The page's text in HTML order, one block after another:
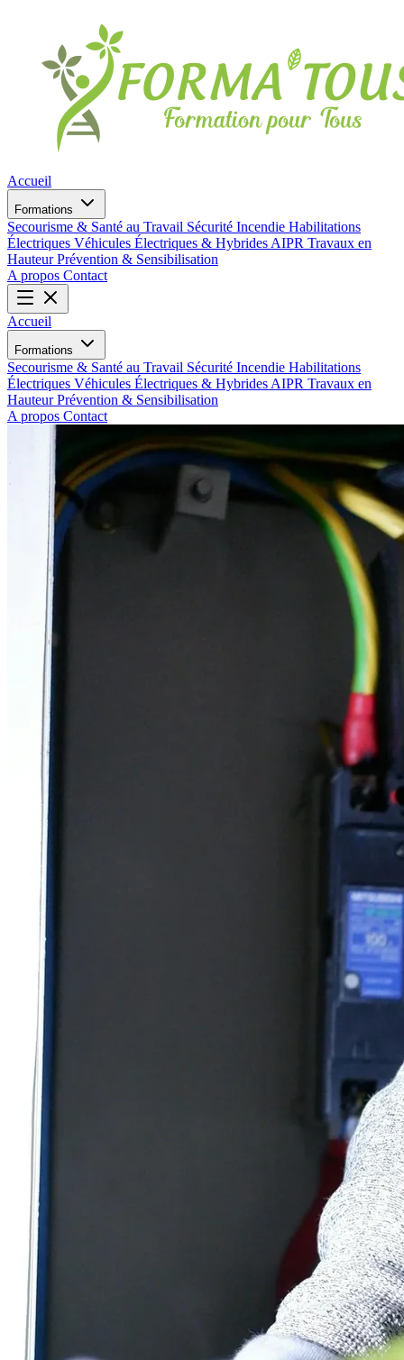
Accueil
Formations
Secourisme & Santé au Travail Sécurité Incendie Habilitations
Électriques Véhicules Électriques & Hybrides AIPR Travaux en
HauteurPrévention & Sensibilisation
A propos Contact
Accueil
Formations
Secourisme & Santé au Travail Sécurité Incendie Habilitations
Électriques Véhicules Électriques & Hybrides AIPR Travaux en
HauteurPrévention & Sensibilisation
A propos Contact